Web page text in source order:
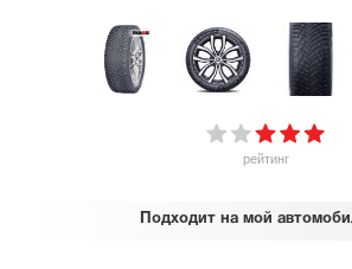
рейтинг
Подходит на мой